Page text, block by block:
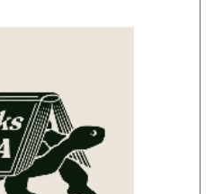
大分県
鹿児島県